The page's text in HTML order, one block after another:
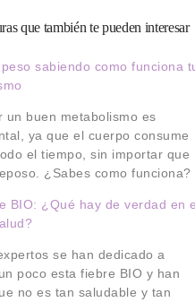
que también te pueden interesar
sabiendo como funciona
un buen metabolismo es
ya que el cuerpo consume
el tiempo, sin importar que
¿Sabes como funciona?
BIO: ¿Qué hay de verdad en
se han dedicado a
poco esta fiebre BIO y han
no es tan saludable y tan